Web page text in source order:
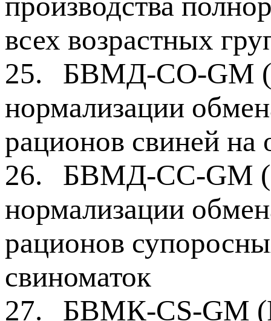
всех возрастных
25.
БВМД-СО-GM
нормализации
рационов свиней на
26.
БВМД-СС-GM
нормализации
рационов
свиноматок
27.
БВМК-СS-GM